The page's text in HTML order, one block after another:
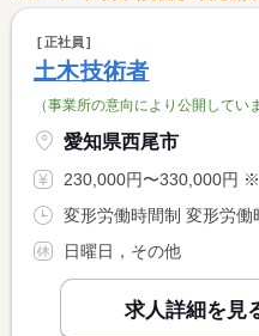
正社員
土木技術者
（事業所の意向により公開してい
愛知県西尾市
230,000円〜330,000円 ※フルタイム求人の場合は月額
日曜日，その他
求人詳細を見